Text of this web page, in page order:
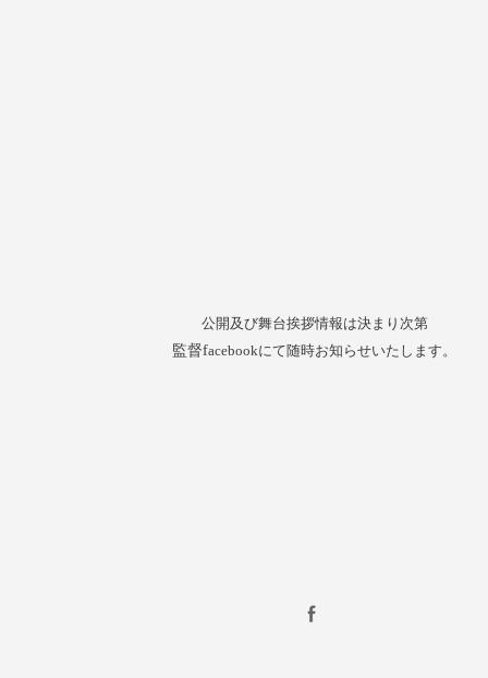
公開及び舞台挨拶情報は決まり次第
監督facebookにて随時お知らせいたします。